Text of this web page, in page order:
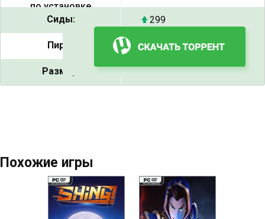
по установке
Сиды: 299
Пиры: 4
Размер: 42.7 GB
Похожие игры